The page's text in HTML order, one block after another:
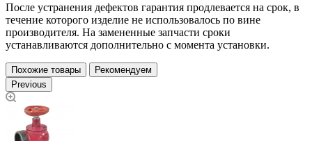
После устранения дефектов гарантия продлевается на срок, в
течение которого изделие не использовалось по вине
производителя. На замененные запчасти сроки
устанавливаются дополнительно с момента установки.
Похожие товары
Рекомендуем
Previous